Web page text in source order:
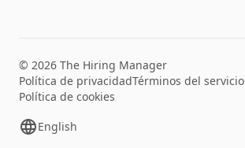
© 2026 The Hiring Manager
Política de privacidadTérminos del servicio
Política de cookies
English